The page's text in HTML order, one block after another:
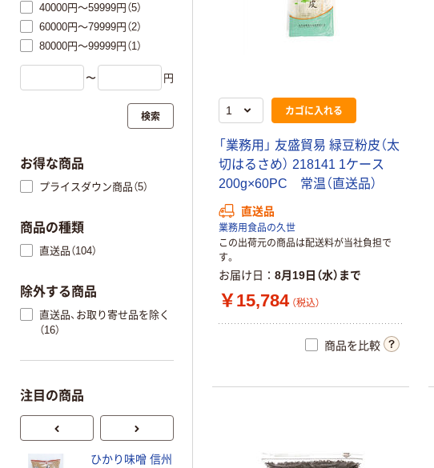
カゴに入れる
「業務用」 友盛貿易 緑豆粉皮（太
切はるさめ） 218141 1ケース
200g×60PC 常温（直送品）
直送品
業務用食品の久世
この出荷元の商品は配送料が当社負担で
す。
お届け日 8月19日（水）まで
￥15,784 （税込）
商品を比較
40000円～59999円（5）
60000円～79999円（2）
80000円～99999円（1）
〜 円
検索
お得な商品
プライスダウン商品（5）
商品の種類
直送品（104）
除外する商品
直送品、お取り寄せ品を除く
（16）
注目の商品
ひかり味噌 信州